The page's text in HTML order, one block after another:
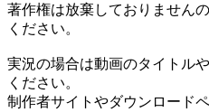
著作権は放棄しておりません
ください。
実況の場合は動画のタイトル
ください。
制作者サイトやダウンロード